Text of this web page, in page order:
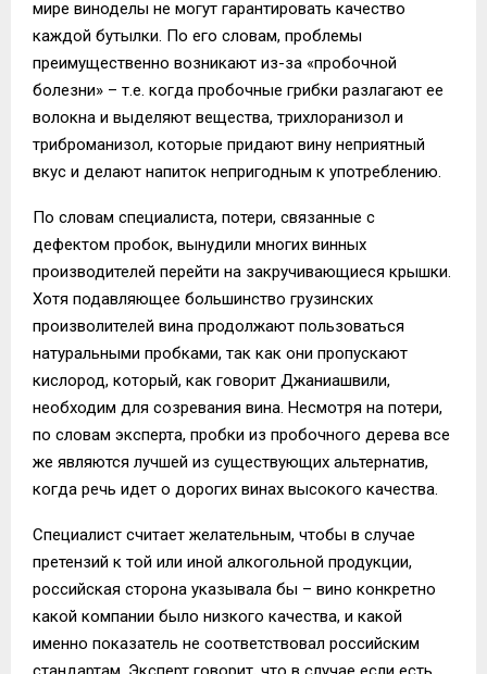
мире виноделы не могут гарантировать качество
каждой бутылки. По его словам, проблемы
преимущественно возникают из-за «пробочной
болезни» – т.е. когда пробочные грибки разлагают ее
волокна и выделяют вещества, трихлоранизол и
триброманизол, которые придают вину неприятный
вкус и делают напиток непригодным к употреблению.
По словам специалиста, потери, связанные с
дефектом пробок, вынудили многих винных
производителей перейти на закручивающиеся крышки.
Хотя подавляющее большинство грузинских
произволителей вина продолжают пользоваться
натуральными пробками, так как они пропускают
кислород, который, как говорит Джаниашвили,
необходим для созревания вина. Несмотря на потери,
по словам эксперта, пробки из пробочного дерева все
же являются лучшей из существующих альтернатив,
когда речь идет о дорогих винах высокого качества.
Специалист считает желательным, чтобы в случае
претензий к той или иной алкогольной продукции,
российская сторона указывала бы – вино конкретно
какой компании было низкого качества, и какой
именно показатель не соответствовал российским